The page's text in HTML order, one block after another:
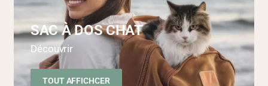
SAC À DOS CHAT
Découvrir
TOUT AFFICHCER